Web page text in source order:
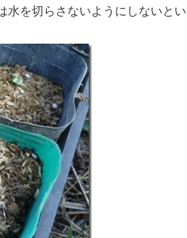
水を切らさないようにしないとい